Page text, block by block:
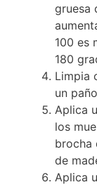
gruesa
100 es
180
Limpia
un
Aplica
los
brocha
de
Aplica